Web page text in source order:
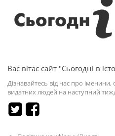
Вас вітає сайт "Сьогодні в
Дізнавайтесь від нас про іменини,
видатних людей на наступний